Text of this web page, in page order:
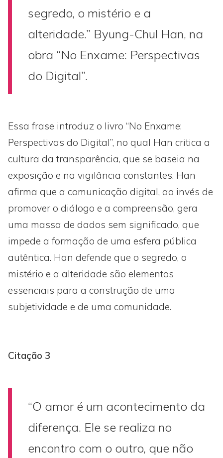
segredo, o mistério e a
alteridade.” Byung-Chul Han, na
obra “No Enxame: Perspectivas
do Digital”.
Essa frase introduz o livro “No Enxame:
Perspectivas do Digital”, no qual Han critica a
cultura da transparência, que se baseia na
exposição e na vigilância constantes. Han
afirma que a comunicação digital, ao invés de
promover o diálogo e a compreensão, gera
uma massa de dados sem significado, que
impede a formação de uma esfera pública
autêntica. Han defende que o segredo, o
mistério e a alteridade são elementos
essenciais para a construção de uma
subjetividade e de uma comunidade.
Citação 3
“O amor é um acontecimento da
diferença. Ele se realiza no
encontro com o outro, que não